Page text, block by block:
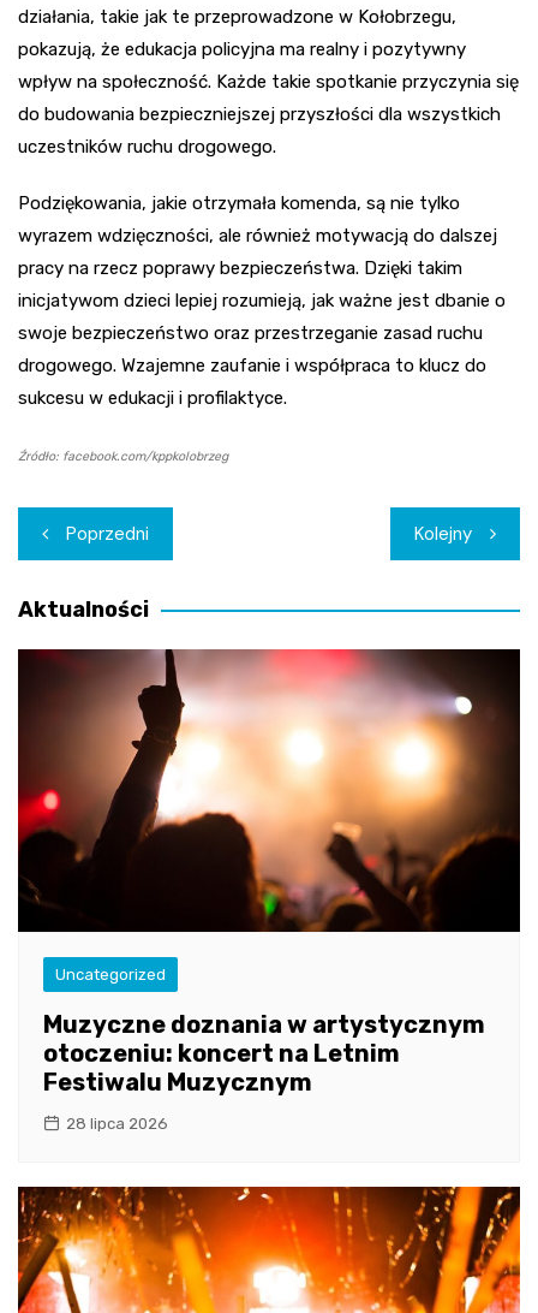
działania, takie jak te przeprowadzone w Kołobrzegu,
pokazują, że edukacja policyjna ma realny i pozytywny
wpływ na społeczność. Każde takie spotkanie przyczynia się
do budowania bezpieczniejszej przyszłości dla wszystkich
uczestników ruchu drogowego.
Podziękowania, jakie otrzymała komenda, są nie tylko
wyrazem wdzięczności, ale również motywacją do dalszej
pracy na rzecz poprawy bezpieczeństwa. Dzięki takim
inicjatywom dzieci lepiej rozumieją, jak ważne jest dbanie o
swoje bezpieczeństwo oraz przestrzeganie zasad ruchu
drogowego. Wzajemne zaufanie i współpraca to klucz do
sukcesu w edukacji i profilaktyce.
Źródło: facebook.com/kppkolobrzeg
Nawigacja
wpisu
Poprzedni Kolejny
Aktualności
Uncategorized
Muzyczne doznania w artystycznym
otoczeniu: koncert na Letnim
Festiwalu Muzycznym
28 lipca 2026